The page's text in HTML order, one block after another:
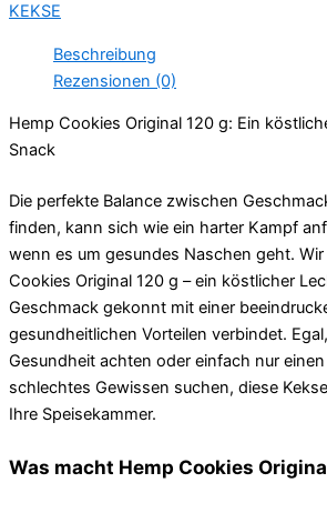
KEKSE
Beschreibung
Rezensionen (0)
Hemp Cookies Original 120 g: Ein
Snack
Die perfekte Balance zwischen
finden, kann sich wie ein harter Kampf
wenn es um gesundes Naschen geht.
Cookies Original 120 g – ein köstlicher
Geschmack gekonnt mit einer
gesundheitlichen Vorteilen verbindet.
Gesundheit achten oder einfach nur
schlechtes Gewissen suchen, diese
Ihre Speisekammer.
Was macht Hemp Cookies